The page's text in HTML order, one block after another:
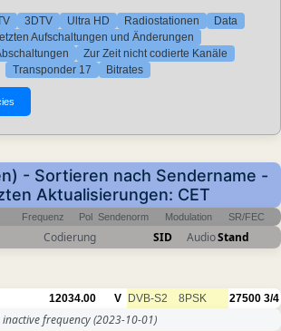
3DTV Ultra HD Radiostationen
Data
Aufschaltungen und Änderungen
Zur Zeit nicht codierte Kanäle
Transponder 17
Bitrates
- Sortieren nach Sendername -
Aktualisierungen: CET
Frequenz Pol Sendenorm Modulation SR/FEC
Codierung SID AudioStand
12034.00 V DVB-S2 8PSK 27500 3/4
inactive frequency(2023-10-01)